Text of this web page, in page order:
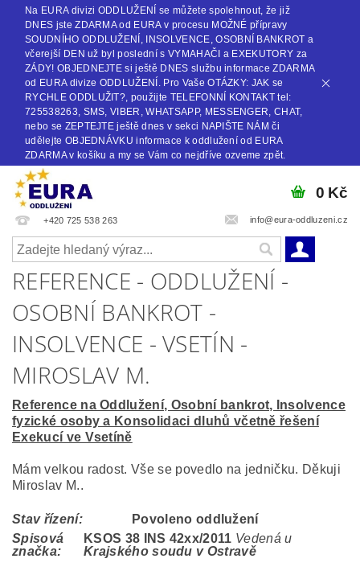
Na EURA divizi ODDLUŽENÍ se můžete spolehnout, že již
DNES jste ZDARMA od EURA v procesu MOŽNÉ přípravy
SOUDNÍHO ODDLUŽENÍ, INSOLVENCE, OSOBNÍ BANKROT a
včerejší DEN už byl poslední s VYMAHAČI a EXEKUTORY za
ZÁDY! OBJEDNEJTE si ještě DNES službu informace ZDARMA
od EURA divize ODDLUŽENÍ. Pro Vaše OTÁZKY: JAK se
RYCHLE ODDLUŽIT?, použijte TELEFONNÍ KONTAKT tel:
725538263, SMS, VIBER, WHATSAPP, MESSENGER, CHAT,
nebo se ZEPTEJTE ještě dnes v sekci NAPIŠTE NÁM či
udělejte OBJEDNÁVKU informace k oddlužení od EURA
ZDARMA v košíku a my se Vám co nejdříve ozveme zpět.
+420 725 538 263 info@eura-oddluzeni.cz
0 Kč
REFERENCE - ODDLUŽENÍ -
OSOBNÍ BANKROT -
INSOLVENCE - VSETÍN -
MIROSLAV M.
Reference na Oddlužení, Osobní bankrot, Insolvence
fyzické osoby a Konsolidaci dluhů včetně řešení
Exekucí ve Vsetíně
Mám velkou radost. Vše se povedlo na jedničku. Děkuji
Miroslav M..
Stav řízení:
Povoleno oddlužení
Spisová
značka:
KSOS 38 INS 42xx/2011 Vedená u
Krajského soudu v Ostravě